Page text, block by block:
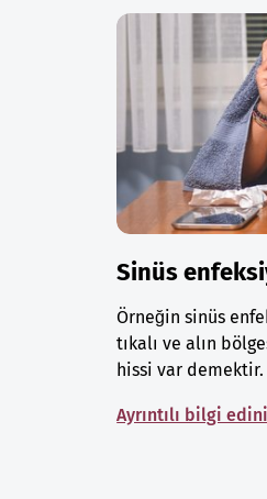
Sinüs
Örneğin sinüs
tıkalı ve alın
hissi var demektir.
Ayrıntılı bilgi